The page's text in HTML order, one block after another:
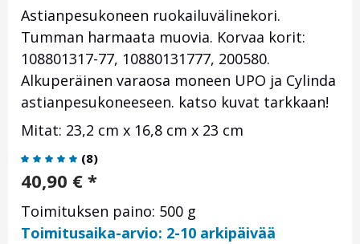
Astianpesukoneen ruokailuvälinekori.
Tumman harmaata muovia. Korvaa korit:
108801317-77, 10880131777, 200580.
Alkuperäinen varaosa moneen UPO ja Cylinda
astianpesukoneeseen. katso kuvat tarkkaan!
Mitat: 23,2 cm x 16,8 cm x 23 cm
(8)
40,90 € *
Toimituksen paino: 500 g
Toimitusaika-arvio: 2-10 arkipäivää